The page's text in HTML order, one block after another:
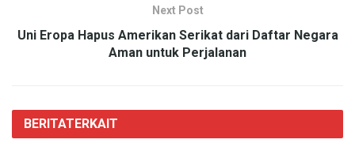
Next Post
Uni Eropa Hapus Amerikan Serikat dari Daftar Negara
Aman untuk Perjalanan
BERITATERKAIT